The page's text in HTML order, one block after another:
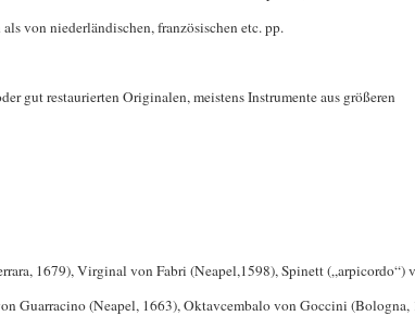
von niederländischen, französischen etc. pp.
gut restaurierten Originalen, meistens Instrumente aus größeren
1679), Virginal von Fabri (Neapel,1598), Spinett („arpicordo“)
Guarracino (Neapel, 1663), Oktavcembalo von Goccini (Bologna,